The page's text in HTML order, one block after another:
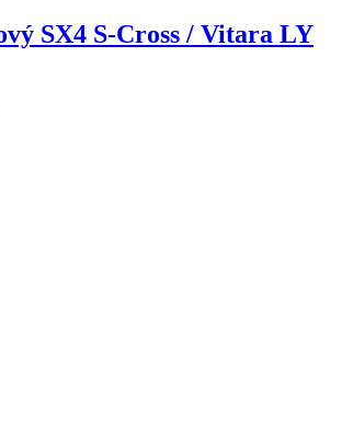
SX4 S-Cross / Vitara LY